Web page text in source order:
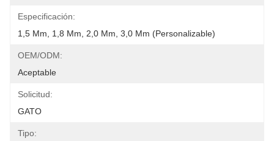
Especificación:
1,5 Mm, 1,8 Mm, 2,0 Mm, 3,0 Mm (personalizable)
OEM/ODM:
Aceptable
Solicitud:
GATO
Tipo: